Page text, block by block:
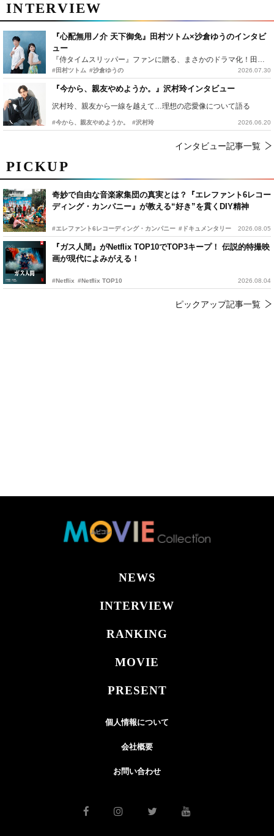
PICKUP
奇妙で自由な音楽家集団の真実とは？『エレファント6レコー
ディング・カンパニー』が教える“好き”を貫くDIY精神
#エレファント6レコーディング・カンパニー #ドキュメンタリー 2026.08.05
『ガス人間』がNetflix TOP10でTOP3キープ！ 伝説的特撮映
画が現代によみがえる！
#Netflix #Netflix TOP10 2026.08.04
ピックアップ記事一覧
INTERVIEW
『心配無用ノ介 天下御免』田村ツトム×沙倉ゆうのインタビ
ュー
『侍タイムスリッパー』ファンに贈る、まさかのドラマ化！田村ツトム×沙倉ゆうのが語る『心配無用ノ介』撮影秘話
#田村ツトム #沙倉ゆうの 2026.07.30
『今から、親友やめようか。』沢村玲インタビュー
沢村玲、親友から一線を越えて…理想の恋愛像について語る
#今から、親友やめようか。 #沢村玲 2026.06.20
インタビュー記事一覧
NEWS
INTERVIEW
RANKING
MOVIE
PRESENT
個人情報について
会社概要
お問い合わせ